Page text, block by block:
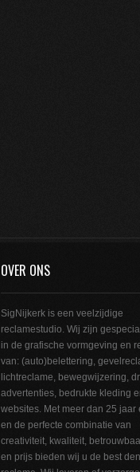
OVER ONS
SigNijkerk is een veelzijdige
reclamestudio. Wij zijn
in de grafische vormgeving en
van: (auto)belettering,
lichtreclame, bewegwijzering,
advertenties, bedrukte kleding
websites. Met meer dan 25 jaar
en de perfecte combinatie van
creativiteit, kwaliteit,
en prijs bieden wij u de best